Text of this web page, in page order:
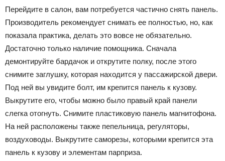
Перейдите в салон, вам потребуется частично снять панель.
Производитель рекомендует снимать ее полностью, но, как
показала практика, делать это вовсе не обязательно.
Достаточно только наличие помощника. Сначала
демонтируйте бардачок и открутите полку, после этого
снимите заглушку, которая находится у пассажирской двери.
Под ней вы увидите болт, им крепится панель к кузову.
Выкрутите его, чтобы можно было правый край панели
слегка отогнуть. Снимите пластиковую панель магнитофона.
На ней расположены также пепельница, регуляторы,
воздуховоды. Выкрутите саморезы, которыми крепится эта
панель к кузову и элементам парприза.